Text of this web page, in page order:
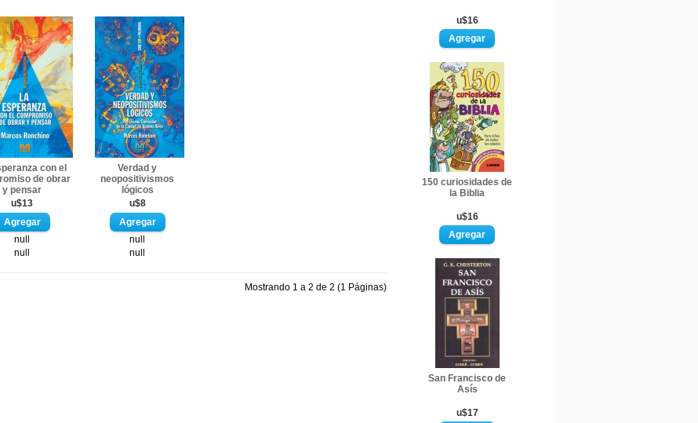
u$16
150 curiosidades de
la Biblia
u$16
San Francisco de
Asís
u$17
con el
de obrar
y pensar
u$13
null
null
Verdad y
neopositivismos
lógicos
u$8
null
null
Mostrando 1 a 2 de 2 (1 Páginas)